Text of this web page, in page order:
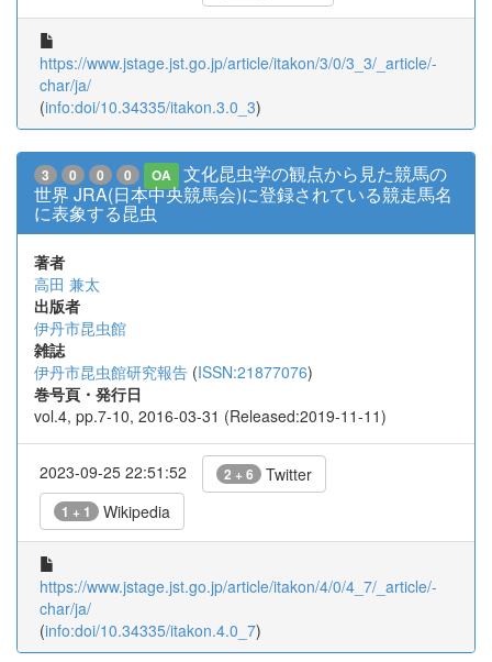
https://www.jstage.jst.go.jp/article/itakon/3/0/3_3/_article/-
char/ja/
(info:doi/10.34335/itakon.3.0_3)
3 0 0 0 OA
文化昆虫学の観点から見た競馬の
世界 JRA(日本中央競馬会)に登録されている競走馬名
に表象する昆虫
著者
高田 兼太
出版者
伊丹市昆虫館
雑誌
伊丹市昆虫館研究報告 (ISSN:21877076)
巻号頁・発行日
vol.4, pp.7-10, 2016-03-31 (Released:2019-11-11)
2023-09-25 22:51:52 2 + 6 Twitter
1 + 1 Wikipedia
https://www.jstage.jst.go.jp/article/itakon/4/0/4_7/_article/-
char/ja/
(info:doi/10.34335/itakon.4.0_7)